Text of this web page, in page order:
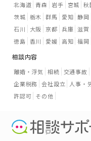
北海道 青森 岩手 宮城 秋
茨城 栃木 群馬 愛知 静岡
石川
大阪 京都 兵庫 滋賀
徳島 香川 愛媛 高知 福岡
相談内容
離婚・浮気 相続 交通事故
企業税務 会社設立 人事・
許認可 その他